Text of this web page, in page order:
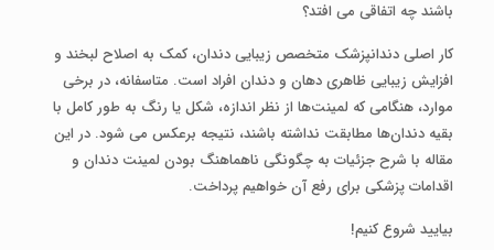
باشند چه اتفاقی می افتد؟
کار اصلی دندانپزشک متخصص زیبایی دندان، کمک به اصلاح لبخند و
افزایش زیبایی ظاهری دهان و دندان افراد است. متاسفانه، در برخی
موارد، هنگامی که لمینت‌ها از نظر اندازه، شکل یا رنگ به طور کامل با
بقیه دندان‌ها مطابقت نداشته باشند، نتیجه برعکس می شود. در این
مقاله با شرح جزئیات به چگونگی ناهماهنگ بودن لمینت دندان و
اقدامات پزشکی برای رفع آن خواهیم پرداخت.
بیایید شروع کنیم!